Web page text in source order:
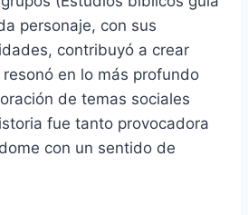
personaje, con sus
contribuyó a crear
en lo más profundo
de temas sociales
fue tanto provocadora
con un sentido de